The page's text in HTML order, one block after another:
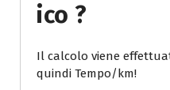
Ico ?
Il calcolo viene
quindi Tempo/km!